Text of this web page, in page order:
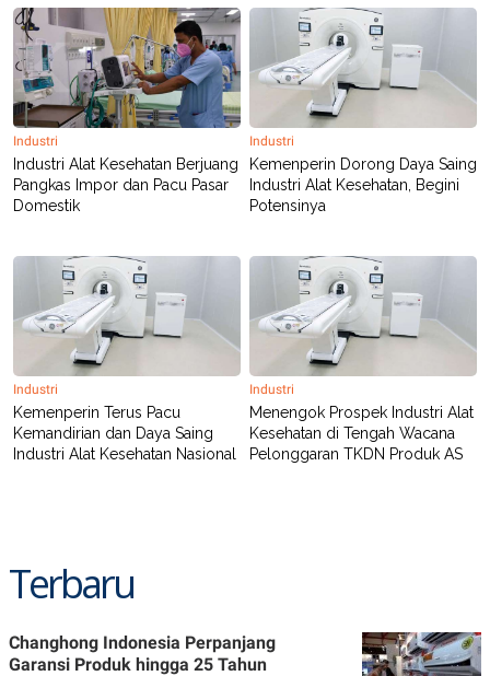
Industri
Industri Alat Kesehatan Berjuang
Pangkas Impor dan Pacu Pasar
Domestik
Industri
Kemenperin Dorong Daya Saing
Industri Alat Kesehatan, Begini
Potensinya
Industri
Kemenperin Terus Pacu
Kemandirian dan Daya Saing
Industri Alat Kesehatan Nasional
Industri
Menengok Prospek Industri Alat
Kesehatan di Tengah Wacana
Pelonggaran TKDN Produk AS
Terbaru
Changhong Indonesia Perpanjang
Garansi Produk hingga 25 Tahun